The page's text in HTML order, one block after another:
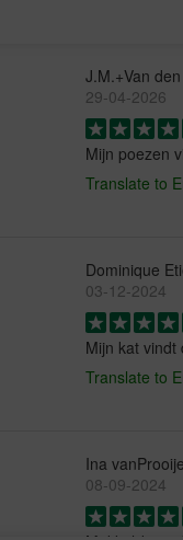
J.M.+Van
29-04-2026
Mijn poezen
Translate to
Dominique
03-12-2024
Mijn kat vindt
Translate to
Ina
08-09-2024